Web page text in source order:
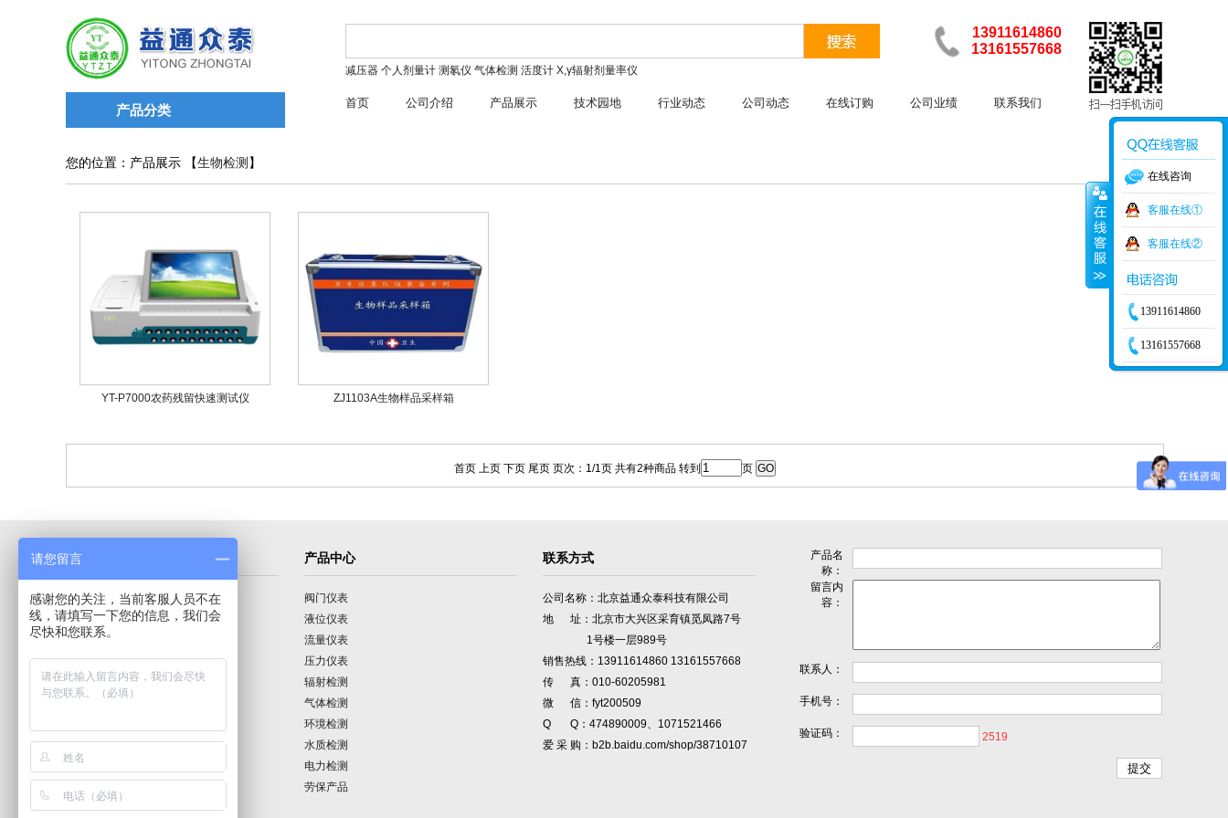
产品分类
13911614860
13161557668
减压器 个人剂量计 测氡仪 气体检测 活度计 X,γ辐射剂量率仪
首页 公司介绍 产品展示 技术园地 行业动态 公司动态 在线订购 公司业绩 联系我们
您的位置：产品展示 【生物检测 】
YT-P7000农药残留快速测试仪 ZJ1103A生物样品采样箱
首页 上页 下页 尾页 页次：1/1页 共有2种商品 转到 页
导航菜单
首页
公司介绍
产品展示
技术园地
行业动态
联系我们
产品中心
阀门仪表
液位仪表
流量仪表
压力仪表
辐射检测
气体检测
环境检测
水质检测
电力检测
劳保产品
联系方式
公司名称：北京益通众泰科技有限公司
地 址：北京市大兴区采育镇觅凤路7号
1号楼一层989号
销售热线：13911614860 13161557668
传 真：010-60205981
微 信：fyt200509
Q Q：474890009、1071521466
爱 采 购：b2b.baidu.com/shop/38710107
产品名
称：
留言内
容：
联系人：
手机号：
验证码： 2519
在线咨询
客服在线①
客服在线②
13911614860
13161557668
请您留言
感谢您的关注，当前客服人员不在
线，请填写一下您的信息，我们会
尽快和您联系。